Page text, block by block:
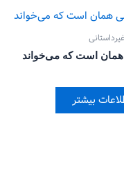
همان است که می‌خواند
بیشتر